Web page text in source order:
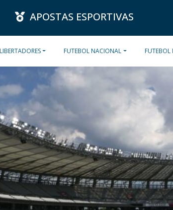
APOSTAS ESPORTIVAS
FUTEBOL NACIONAL FUTEBOL